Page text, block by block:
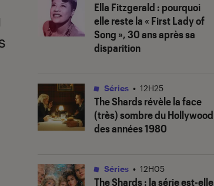
Ella Fitzgerald : pourquoi
elle reste la « First Lady of
Song », 30 ans après sa
disparition
The Shardsrévèle la face
(très) sombre du Hollywood
des années 1980
Séries • 12H25
The Shards: la série est-elle
Séries • 12H05